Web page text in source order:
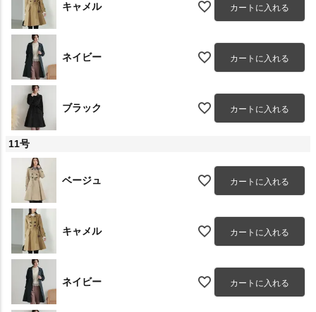
キャメル カートに入れる
ネイビー カートに入れる
ブラック カートに入れる
11号
ベージュ カートに入れる
キャメル カートに入れる
ネイビー カートに入れる